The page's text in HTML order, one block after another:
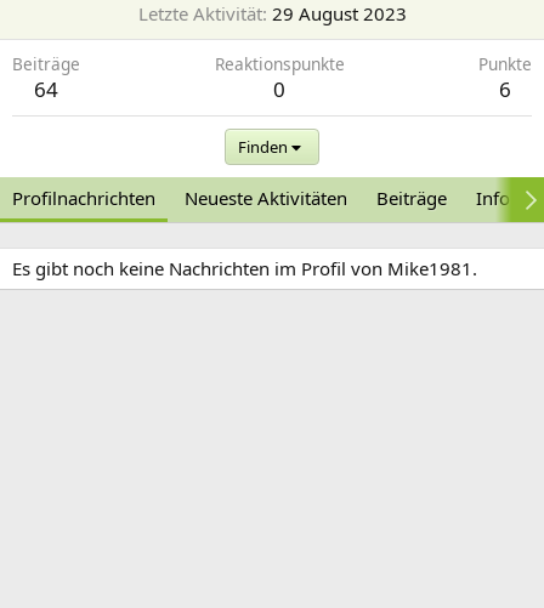
Letzte Aktivität 29 August 2023
Beiträge
64
Reaktionspunkte
0
Punkte
6
Finden
Profilnachrichten Neueste Aktivitäten Beiträge
Es gibt noch keine Nachrichten im Profil von Mike1981.